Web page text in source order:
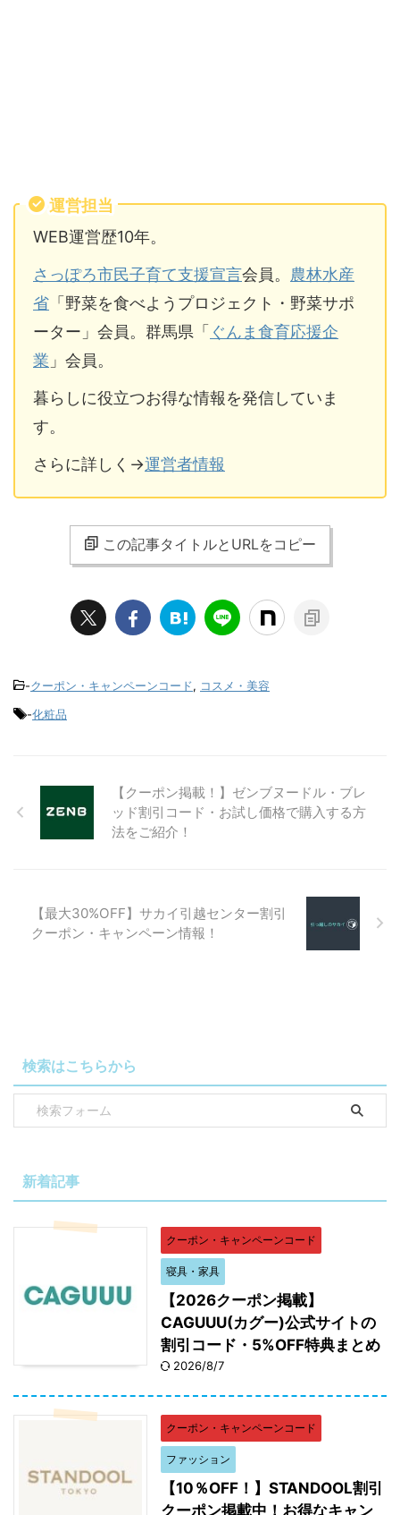
運営担当
WEB運営歴10年。
さっぽろ市民子育て支援宣言会員。 農林水産
省 「野菜を食べようプロジェクト・野菜サポ
ーター」会員。群馬県「 ぐんま食育応援企
業 」会員。
暮らしに役立つお得な情報を発信していま
す。
さらに詳しく→運営者情報
この記事タイトルとURLをコピー
-クーポン・キャンペーンコード, コスメ・美容
-化粧品
【クーポン掲載！】ゼンブヌードル・ブレ
ッド割引コード・お試し価格で購入する方
法をご紹介！
【最大30%OFF】サカイ引越センター割引
クーポン・キャンペーン情報！
検索はこちらから
新着記事
クーポン・キャンペーンコード
寝具・家具
【2026クーポン掲載】
CAGUUU(カグー)公式サイトの
割引コード・5%OFF特典まとめ
2026/8/7
クーポン・キャンペーンコード
ファッション
【10％OFF！】STANDOOL割引
クーポン掲載中！お得なキャン